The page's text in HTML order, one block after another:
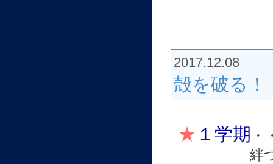
2017.12.08
殻を破る！
★ １学期
絆